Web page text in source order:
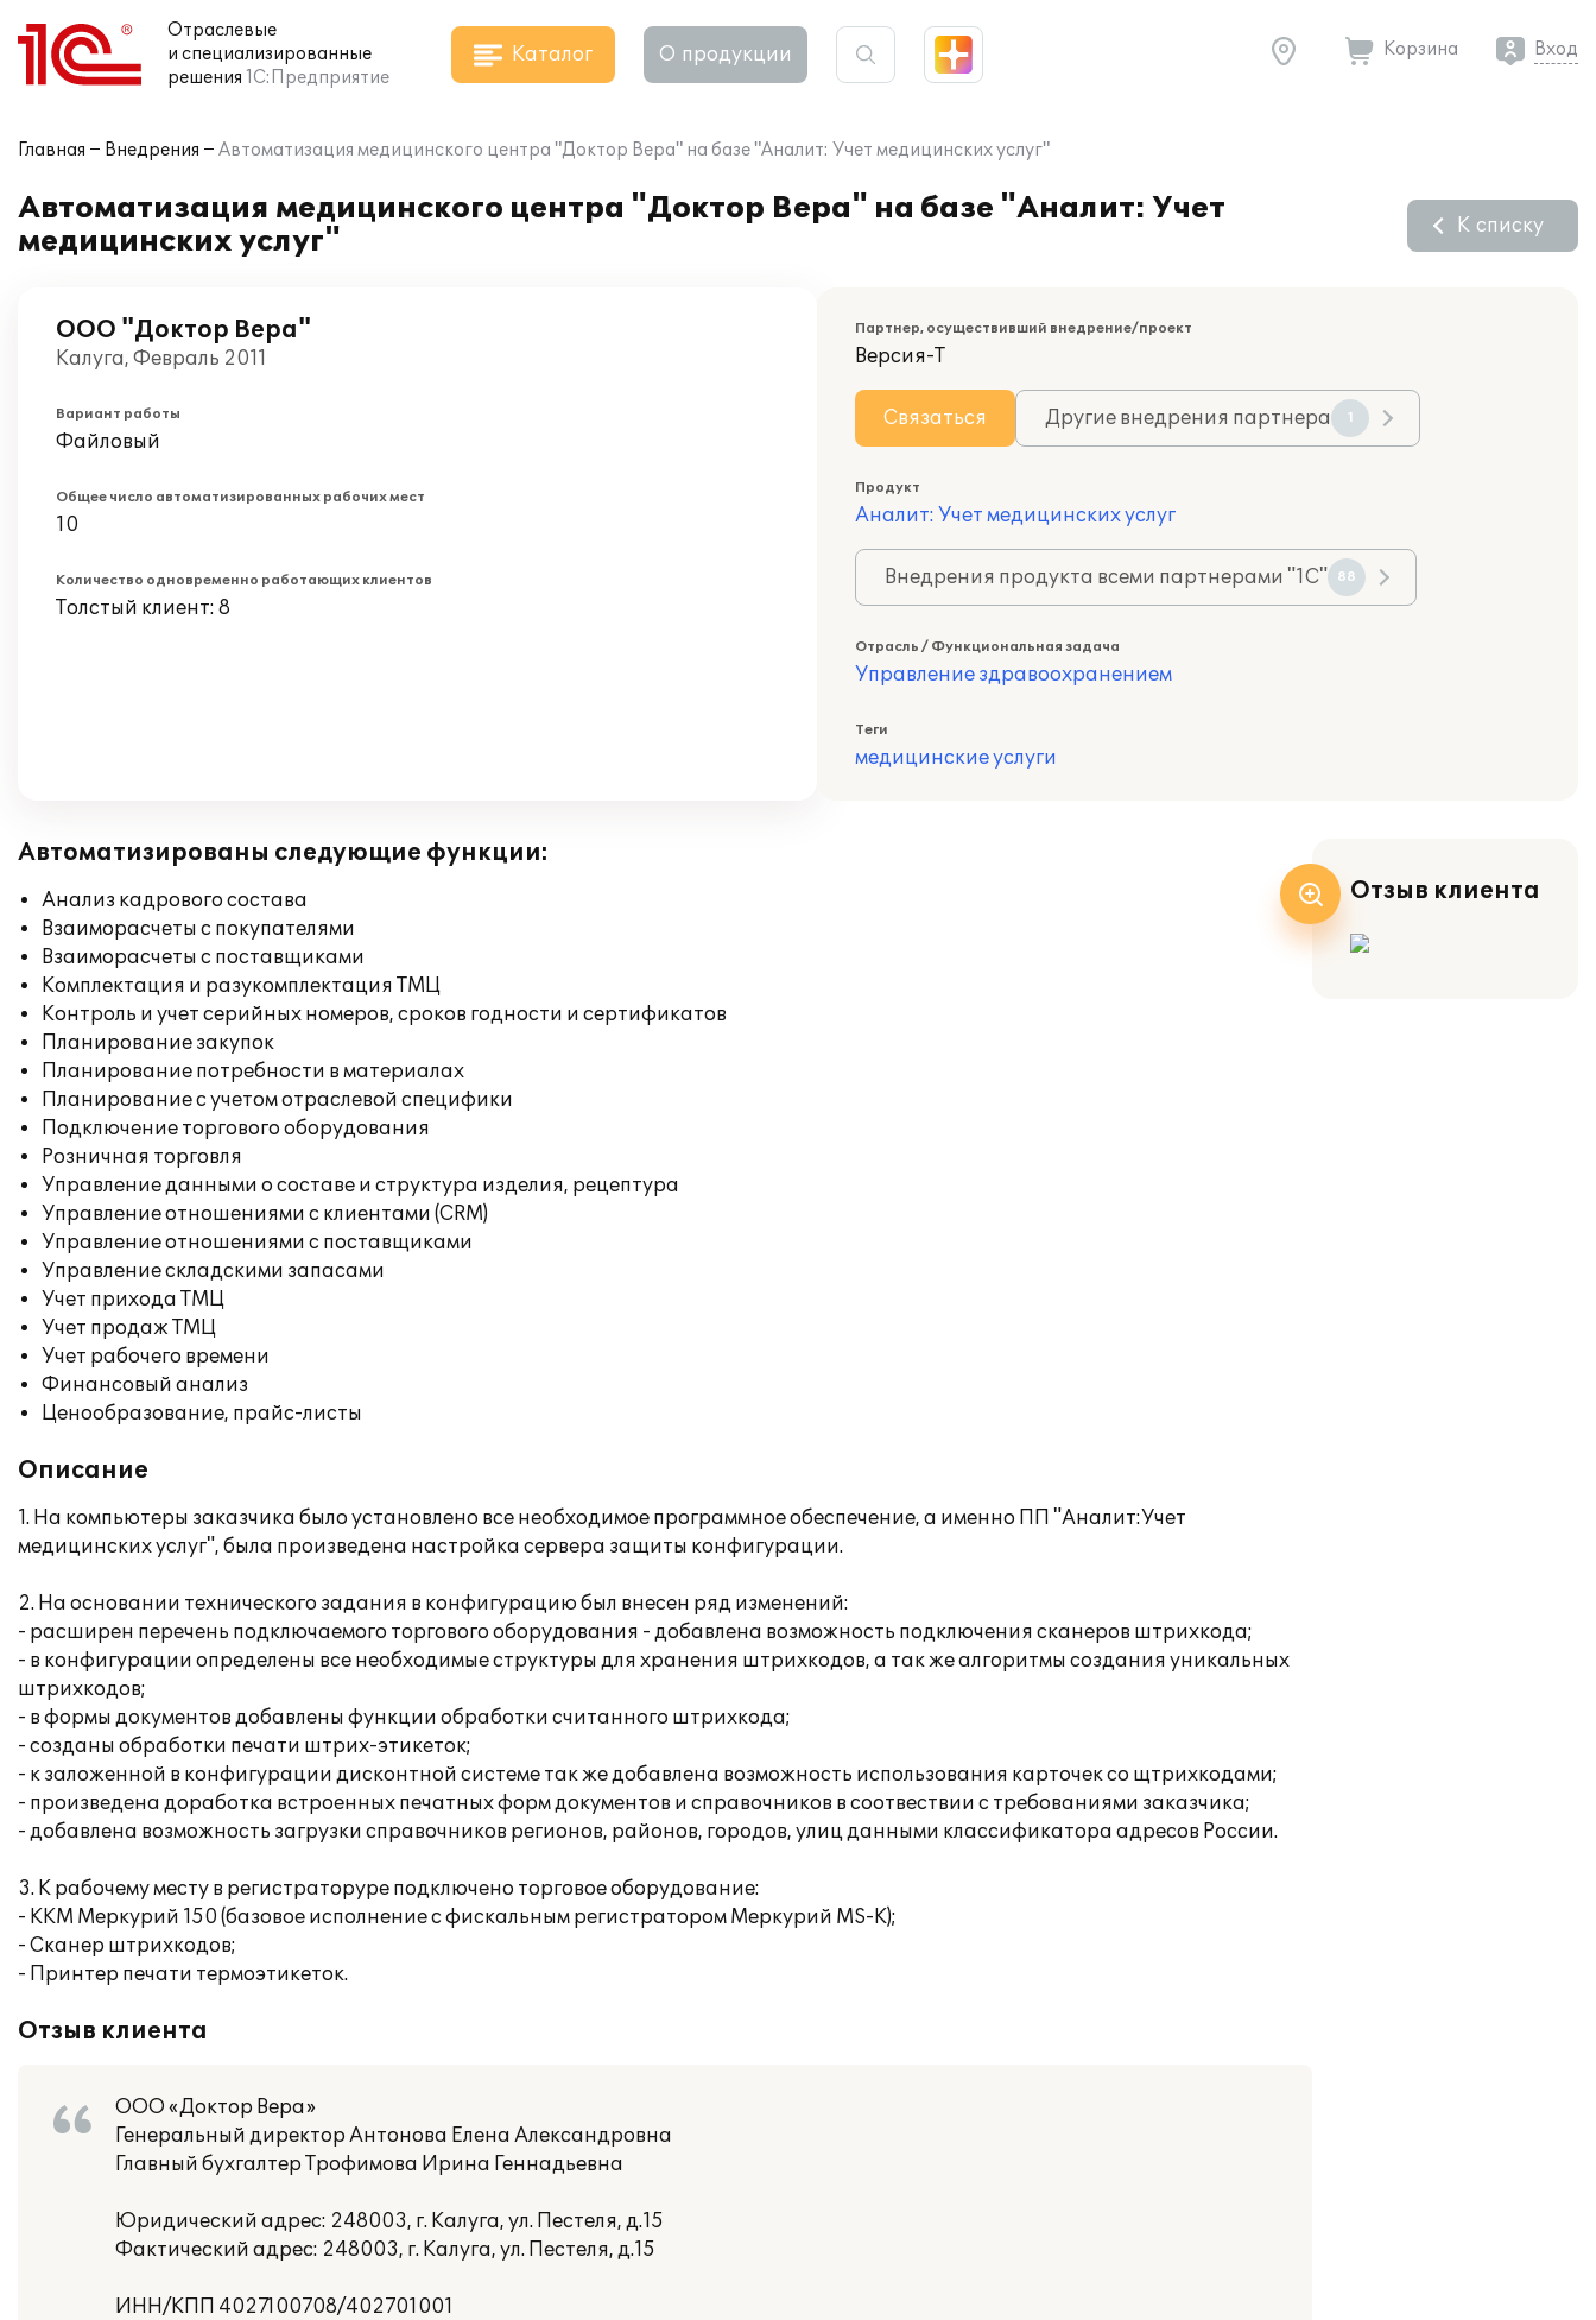
Отраслевые
и специализированные
решения 1С:Предприятие
Каталог О продукции Корзина Вход
Главная Внедрения Автоматизация медицинского центра "Доктор Вера" на базе "Аналит: Учет медицинских услуг"
Автоматизация медицинского центра "Доктор Вера" на базе "Аналит: Учет
медицинских услуг"
К списку
ООО "Доктор Вера"
Калуга, Февраль 2011
Вариант работы
Файловый
Общее число автоматизированных рабочих мест
10
Количество одновременно работающих клиентов
Толстый клиент: 8
Партнер, осуществивший внедрение/проект
Версия-Т
Связаться Другие внедрения партнера 1
Продукт
Аналит: Учет медицинских услуг
Внедрения продукта всеми партнерами "1С" 88
Отрасль / Функциональная задача
Управление здравоохранением
Теги
медицинские услуги
Автоматизированы следующие функции:
Анализ кадрового состава
Взаиморасчеты с покупателями
Взаиморасчеты с поставщиками
Комплектация и разукомплектация ТМЦ
Контроль и учет серийных номеров, сроков годности и сертификатов
Планирование закупок
Планирование потребности в материалах
Планирование с учетом отраслевой специфики
Подключение торгового оборудования
Розничная торговля
Управление данными о составе и структура изделия, рецептура
Управление отношениями с клиентами (CRM)
Управление отношениями с поставщиками
Управление складскими запасами
Учет прихода ТМЦ
Учет продаж ТМЦ
Учет рабочего времени
Финансовый анализ
Ценообразование, прайс-листы
Описание
1. На компьютеры заказчика было установлено все необходимое программное обеспечение, а именно ПП "Аналит:Учет
медицинских услуг", была произведена настройка сервера защиты конфигурации.
2. На основании технического задания в конфигурацию был внесен ряд изменений:
- расширен перечень подключаемого торгового оборудования - добавлена возможность подключения сканеров штрихкода;
- в конфигурации определены все необходимые структуры для хранения штрихкодов, а так же алгоритмы создания уникальных
штрихкодов;
- в формы документов добавлены функции обработки считанного штрихкода;
- созданы обработки печати штрих-этикеток;
- к заложенной в конфигурации дисконтной системе так же добавлена возможность использования карточек со щтрихкодами;
- произведена доработка встроенных печатных форм документов и справочников в соотвествии с требованиями заказчика;
- добавлена возможность загрузки справочников регионов, районов, городов, улиц данными классификатора адресов России.
3. К рабочему месту в регистраторуре подключено торговое оборудование:
- ККМ Меркурий 150 (базовое исполнение с фискальным регистратором Меркурий MS-K);
- Сканер штрихкодов;
- Принтер печати термоэтикеток.
Отзыв клиента
ООО «Доктор Вера»
Генеральный директор Антонова Елена Александровна
Главный бухгалтер Трофимова Ирина Геннадьевна
Юридический адрес: 248003, г. Калуга, ул. Пестеля, д.15
Фактический адрес: 248003, г. Калуга, ул. Пестеля, д.15
ИНН/КПП 4027100708/402701001
Отзыв клиента